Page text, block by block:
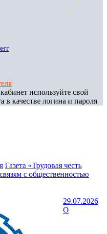
используйте свой
в качестве логина и пароля
Газета «Трудовая честь
с общественностью
29.07.2026
О